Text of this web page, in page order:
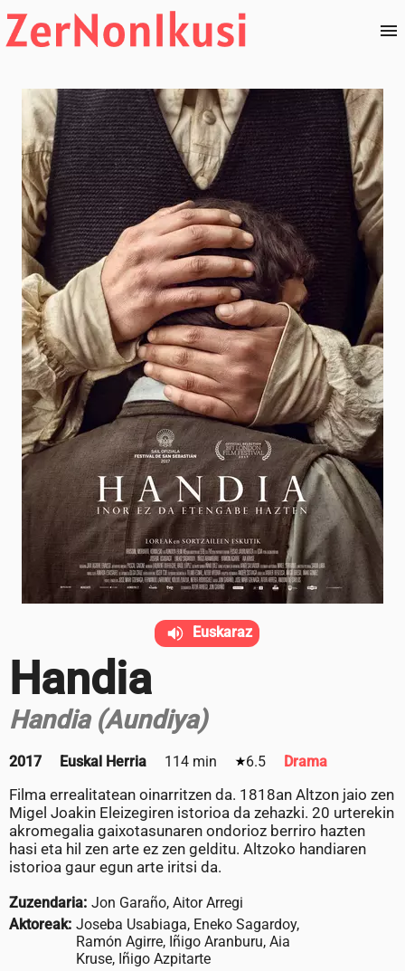
Handia
Handia (Aundiya)
2017 Euskal Herria 114 min 6.5 Drama
Filma errealitatean oinarritzen da. 1818an Altzon jaio zen
Migel Joakin Eleizegiren istorioa da zehazki. 20 urterekin
akromegalia gaixotasunaren ondorioz berriro hazten
hasi eta hil zen arte ez zen gelditu. Altzoko handiaren
istorioa gaur egun arte iritsi da.
Zuzendaria: Jon Garaño, Aitor Arregi
Aktoreak: Joseba Usabiaga, Eneko Sagardoy,
Ramón Agirre, Iñigo Aranburu, Aia
Kruse, Iñigo Azpitarte
Euskaraz